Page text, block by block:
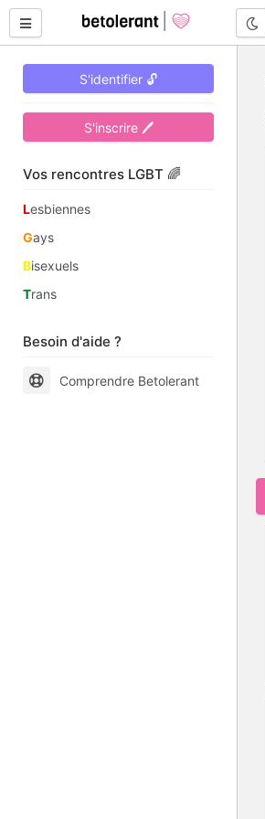
S'identifier 🔓
S'inscrire 🖊
Vos rencontres LGBT 🌈
Lesbiennes
Gays
Bisexuels
Trans
Besoin d'aide ?
Comprendre Betolerant